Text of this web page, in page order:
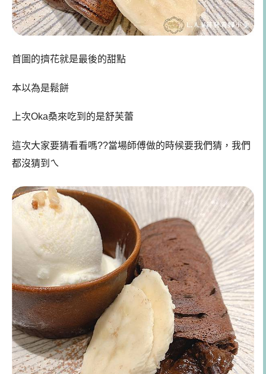
首圖的擠花就是最後的甜點
本以為是鬆餅
上次Oka桑來吃到的是舒芙蕾
這次大家要猜看看嗎??當場師傅做的時候要我們猜，我們
都沒猜到ㄟ